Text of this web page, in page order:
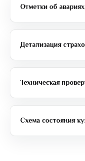
Отметки об
Детализация
Техническая
Схема состояния